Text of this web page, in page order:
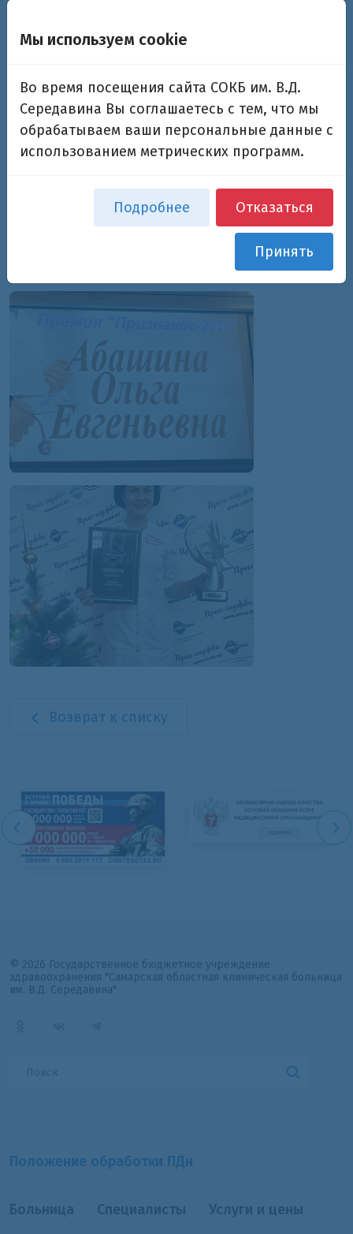
Поздравляем победительниц!
Возврат к списку
© 2026 Государственное бюджетное учреждение
здравоохранения "Самарская областная клиническая больница
им. В.Д. Середавина"
Положение обработки ПДн
Больница Специалисты Услуги и цены
Мы используем cookie
Во время посещения сайта СОКБ им. В.Д.
Середавина Вы соглашаетесь с тем, что мы
обрабатываем ваши персональные данные с
использованием метрических программ.
Подробнее Отказаться
Принять